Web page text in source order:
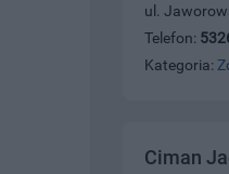
ul.
Telefon:
Kategoria:
Ciman